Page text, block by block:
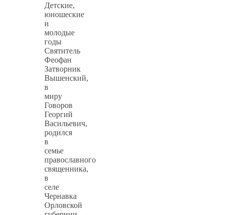
Детские,
юношеские
и
молодые
годы
Святитель
Феофан
Затворник
Вышенский,
в
миру
Говоров
Георгий
Васильевич,
родился
в
семье
православного
священника,
в
селе
Чернавка
Орловской